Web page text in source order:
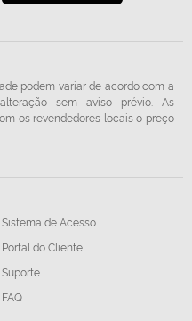
podem variar de acordo com a
sem aviso prévio. As
os revendedores locais o preço
Sistema de Acesso
Portal do Cliente
Suporte
FAQ